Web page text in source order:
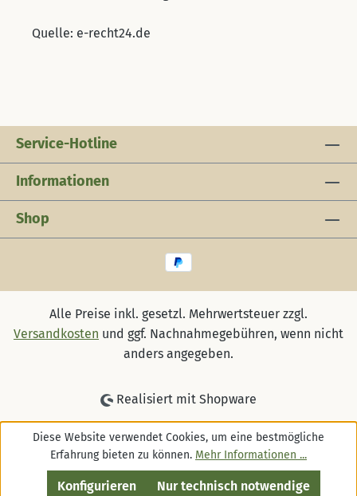
Quelle: e-recht24.de
Service-Hotline
Informationen
Shop
Alle Preise inkl. gesetzl. Mehrwertsteuer zzgl.
Versandkosten und ggf. Nachnahmegebühren, wenn nicht
anders angegeben.
Realisiert mit Shopware
Diese Website verwendet Cookies, um eine bestmögliche
Erfahrung bieten zu können. Mehr Informationen ...
Nur technisch notwendige
Konfigurieren